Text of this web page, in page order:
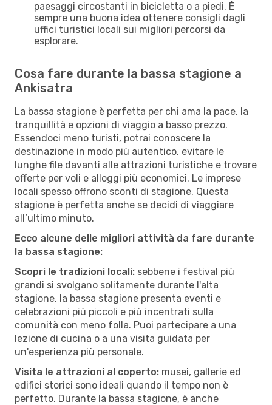
paesaggi circostanti in bicicletta o a piedi. È
sempre una buona idea ottenere consigli dagli
uffici turistici locali sui migliori percorsi da
esplorare.
Cosa fare durante la bassa stagione a
Ankisatra
La bassa stagione è perfetta per chi ama la pace, la
tranquillità e opzioni di viaggio a basso prezzo.
Essendoci meno turisti, potrai conoscere la
destinazione in modo più autentico, evitare le
lunghe file davanti alle attrazioni turistiche e trovare
offerte per voli e alloggi più economici. Le imprese
locali spesso offrono sconti di stagione. Questa
stagione è perfetta anche se decidi di viaggiare
all’ultimo minuto.
Ecco alcune delle migliori attività da fare durante
la bassa stagione:
Scopri le tradizioni locali: sebbene i festival più
grandi si svolgano solitamente durante l'alta
stagione, la bassa stagione presenta eventi e
celebrazioni più piccoli e più incentrati sulla
comunità con meno folla. Puoi partecipare a una
lezione di cucina o a una visita guidata per
un'esperienza più personale.
Visita le attrazioni al coperto: musei, gallerie ed
edifici storici sono ideali quando il tempo non è
perfetto. Durante la bassa stagione, è anche